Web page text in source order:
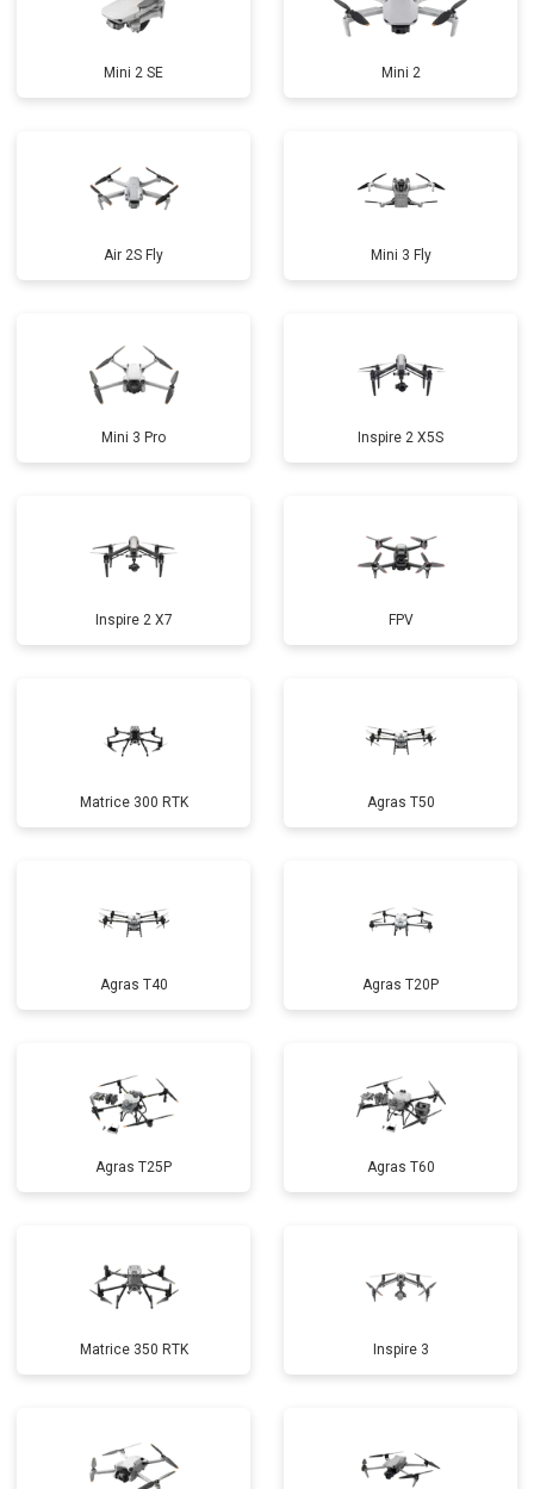
Mini 2 SE Mini 2
Air 2S Fly Mini 3 Fly
Mini 3 Pro Inspire 2 X5S
Inspire 2 X7 FPV
Matrice 300 RTK Agras T50
Agras T40 Agras T20P
Agras T25P Agras T60
Matrice 350 RTK Inspire 3